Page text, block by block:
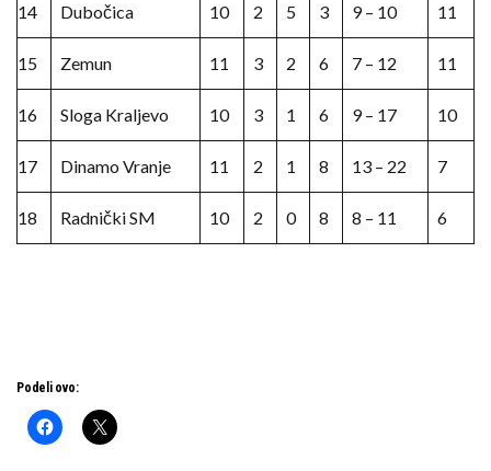
14 Dubočica 10 2 5 3 9 – 10 11
15 Zemun 11 3 2 6 7 – 12 11
16 Sloga Kraljevo 10 3 1 6 9 – 17 10
17 Dinamo Vranje 11 2 1 8 13 – 22 7
18 Radnički SM 10 2 0 8 8 – 11 6
Podeli ovo: